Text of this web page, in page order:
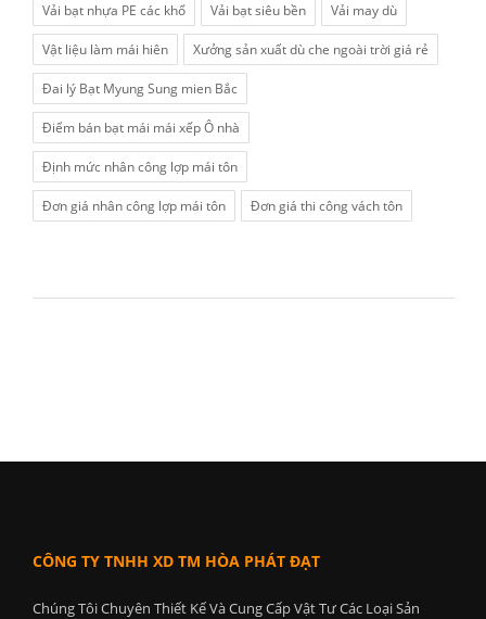
Vải bạt nhựa PE các khổ Vải bạt siêu bền Vải may dù
Vật liệu làm mái hiên Xưởng sản xuất dù che ngoài trời giá rẻ
Đai lý Bạt Myung Sung mien Bắc
Điểm bán bạt mái mái xếp Ô nhà
Định mức nhân công lợp mái tôn
Đơn giá nhân công lợp mái tôn Đơn giá thi công vách tôn
CÔNG TY TNHH XD TM HÒA PHÁT ĐẠT
Chúng Tôi Chuyên Thiết Kế Và Cung Cấp Vật Tư Các Loại Sản